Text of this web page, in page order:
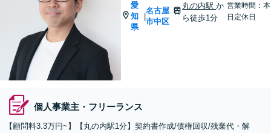
愛
知
県
|
名古屋
市中区
丸の内駅か
ら徒歩1分
営業時間：本
日定休日
個人事業主・フリーランス
【顧問料3.3万円~】【丸の内駅1分】契約書作成/債権回収/残業代・解